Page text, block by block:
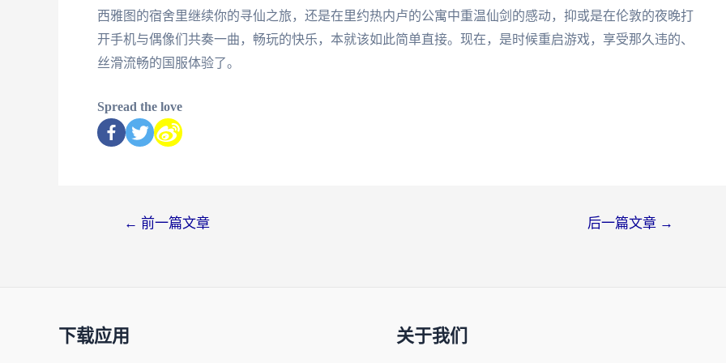
西雅图的宿舍里继续你的寻仙之旅，还是在里约热内卢的公寓中重温仙剑的感动，抑或是在伦敦的夜晚打
开手机与偶像们共奏一曲，畅玩的快乐，本就该如此简单直接。现在，是时候重启游戏，享受那久违的、
丝滑流畅的国服体验了。
Spread the love
← 前一篇文章 后一篇文章 →
下载应用 关于我们